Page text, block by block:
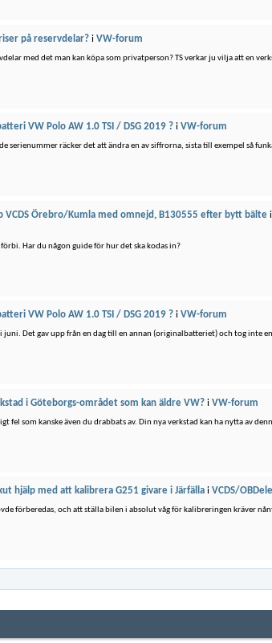
på reservdelar? i VW-forum
med det man kan köpa som privatperson? TS verkar ju vilja att en
VW Polo AW 1.0 TSI / DSG 2019 ? i VW-forum
serienummer räcker det att ändra en av siffrorna, sista till exempel så
VCDS Örebro/Kumla med omnejd, B130555 efter bytt bälte i
Har du någon guide för hur det ska kodas in?
VW Polo AW 1.0 TSI / DSG 2019 ? i VW-forum
Det gav upp från en dag till en annan (originalbatteriet) och tog inte
i Göteborgs-området som kan äldre VW? i VW-forum
fel som kanske även du drabbats av. Din nya verkstad kan ha nytta av
hjälp med att kalibrera G251 givare i Järfälla i VCDS/
förberedas, och att ställa bilen i absolut våg för kalibreringen kräver